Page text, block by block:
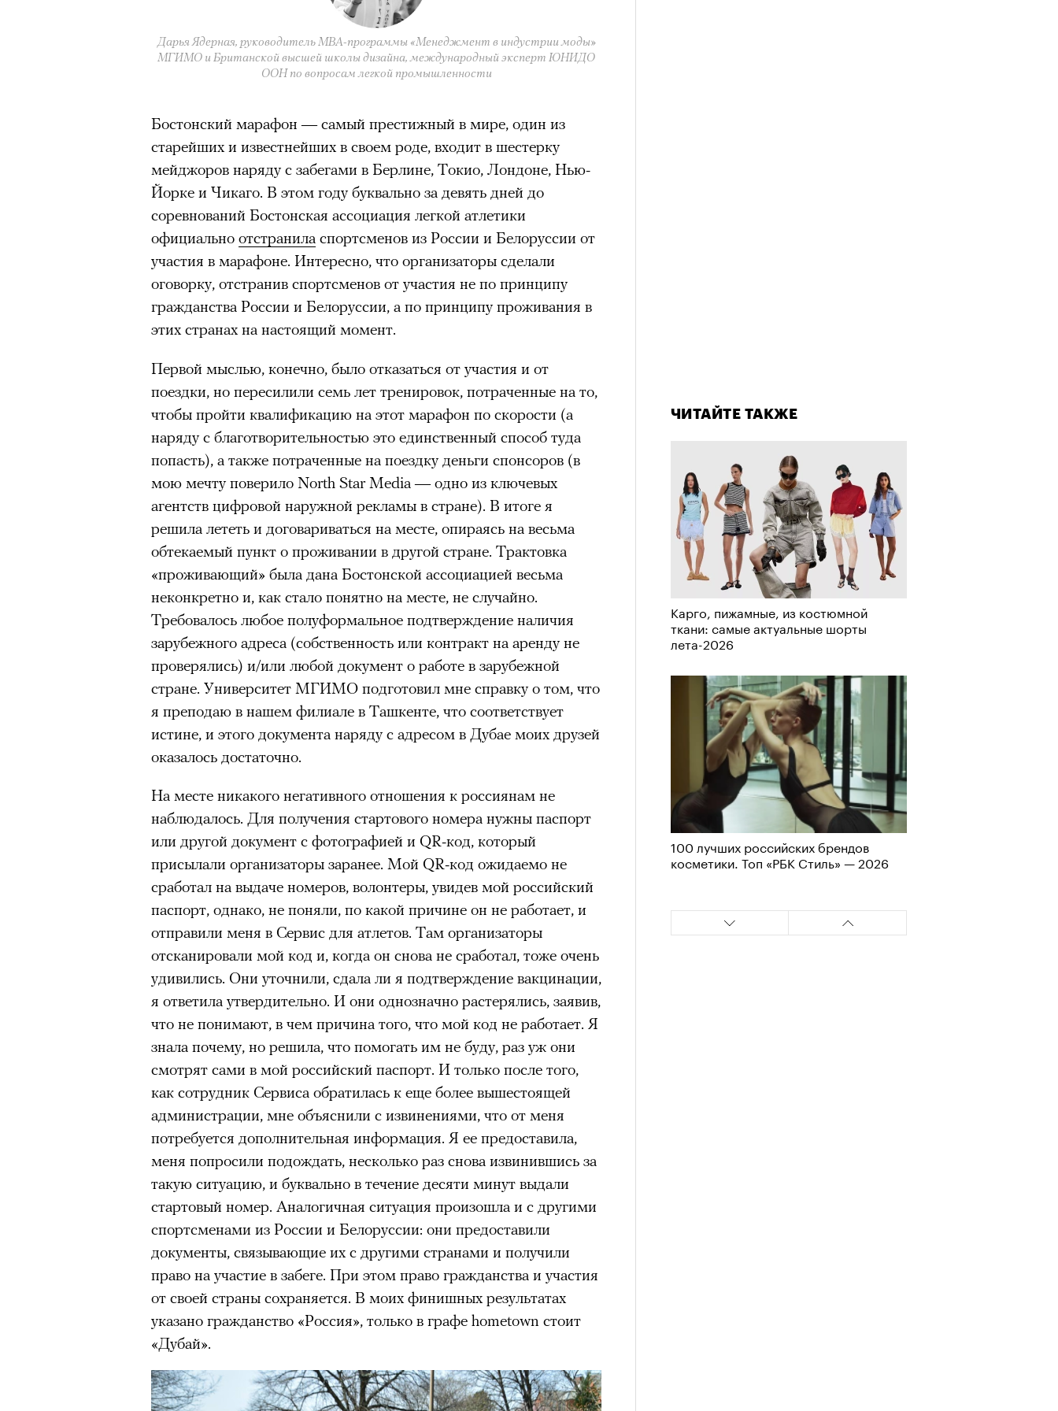
ЧИТАЙТЕ ТАКЖЕ
Карго, пижамные, из костюмной
ткани: самые актуальные шорты
лета-2026
100 лучших российских брендов
косметики. Топ «РБК Стиль» — 2026
Дарья Ядерная, руководитель MBA-программы «Менеджмент в индустрии моды»
МГИМО и Британской высшей школы дизайна, международный эксперт ЮНИДО
ООН по вопросам легкой промышленности
Бостонский марафон — самый престижный в мире, один из
старейших и известнейших в своем роде, входит в шестерку
мейджоров наряду с забегами в Берлине, Токио, Лондоне, Нью-
Йорке и Чикаго. В этом году буквально за девять дней до
соревнований Бостонская ассоциация легкой атлетики
официально отстранила спортсменов из России и Белоруссии от
участия в марафоне. Интересно, что организаторы сделали
оговорку, отстранив спортсменов от участия не по принципу
гражданства России и Белоруссии, а по принципу проживания в
этих странах на настоящий момент.
00:00 / 00:00
Первой мыслью, конечно, было отказаться от участия и от
поездки, но пересилили семь лет тренировок, потраченные на то,
чтобы пройти квалификацию на этот марафон по скорости (а
наряду с благотворительностью это единственный способ туда
попасть), а также потраченные на поездку деньги спонсоров (в
мою мечту поверило North Star Media — одно из ключевых
агентств цифровой наружной рекламы в стране). В итоге я
решила лететь и договариваться на месте, опираясь на весьма
обтекаемый пункт о проживании в другой стране. Трактовка
«проживающий» была дана Бостонской ассоциацией весьма
неконкретно и, как стало понятно на месте, не случайно.
Требовалось любое полуформальное подтверждение наличия
зарубежного адреса (собственность или контракт на аренду не
проверялись) и/или любой документ о работе в зарубежной
стране. Университет МГИМО подготовил мне справку о том, что
я преподаю в нашем филиале в Ташкенте, что соответствует
истине, и этого документа наряду с адресом в Дубае моих друзей
оказалось достаточно.
На месте никакого негативного отношения к россиянам не
наблюдалось. Для получения стартового номера нужны паспорт
или другой документ с фотографией и QR-код, который
присылали организаторы заранее. Мой QR-код ожидаемо не
сработал на выдаче номеров, волонтеры, увидев мой российский
паспорт, однако, не поняли, по какой причине он не работает, и
отправили меня в Сервис для атлетов. Там организаторы
отсканировали мой код и, когда он снова не сработал, тоже очень
удивились. Они уточнили, сдала ли я подтверждение вакцинации,
я ответила утвердительно. И они однозначно растерялись, заявив,
что не понимают, в чем причина того, что мой код не работает. Я
знала почему, но решила, что помогать им не буду, раз уж они
смотрят сами в мой российский паспорт. И только после того,
как сотрудник Сервиса обратилась к еще более вышестоящей
администрации, мне объяснили с извинениями, что от меня
потребуется дополнительная информация. Я ее предоставила,
меня попросили подождать, несколько раз снова извинившись за
такую ситуацию, и буквально в течение десяти минут выдали
стартовый номер. Аналогичная ситуация произошла и с другими
спортсменами из России и Белоруссии: они предоставили
документы, связывающие их с другими странами и получили
право на участие в забеге. При этом право гражданства и участия
от своей страны сохраняется. В моих финишных результатах
указано гражданство «Россия», только в графе hometown стоит
«Дубай».
ЧИТАЙТЕ ТАКЖЕ
«РБК Визионеры» и masters:dom
провели первую резиденцию
«Зеленые глаза» Фанни Лиатар и Жереми
Труиля
показом на огромном экране Пьяццы Гранде
камерного французского фильма «Зеленые глаза» (Les Yeux
Verts) режиссерского дуэта Фанни Лиатар и Жереми Труиля.
Прошлая их кинолента «Гагарин» — отнюдь не байопик первого
космонавта в мире, а хроника сноса многоквартирного
комплекса на парижской окраине, которому было присвоено его
имя.
Новый фильм уступает «Гагарину» в оригинальности: мы уже
видели кино про детей из эмигрантских семей (даже
здоровьем касается синдрома
отстраненности, или резигнации, —
редкого психогенного заболевания, при котором подросток под
воздействием тяжелейшего стресса полностью уходит в себя,
перестает двигаться, говорить, есть и реагировать на внешний
мир. Это и происходит с парнем по имени Нур (Саид Эль
Алами), братом главной героини Шаи (Дуа Бутарбуш
М’Зауки), когда их родителям отказали в получении вида на
жительство в одной из благополучных европейских стран.
Безутешная Шая пытается пробудить Нура к жизни:
наглотавшись таблеток, проникает в его ужасные сны, в которых
их мать тонет при переправе в Европу.
При всей скромности художественной составляющей фильма его
адресованный европейцам добросердечный призыв («Только вы
можете нас спасти!» — сообщает для тех, кто не понял,
очнувшийся Нур) точно не будет лишним в дни очередного
обострения мигрантского кризиса.
Адресованный европейцам
добросердечный призыв
точно не будет лишним в
дни очередного обострения
мигрантского кризиса.
Кадр из фильма «Зеленые глаза»
© JUNE FILMS